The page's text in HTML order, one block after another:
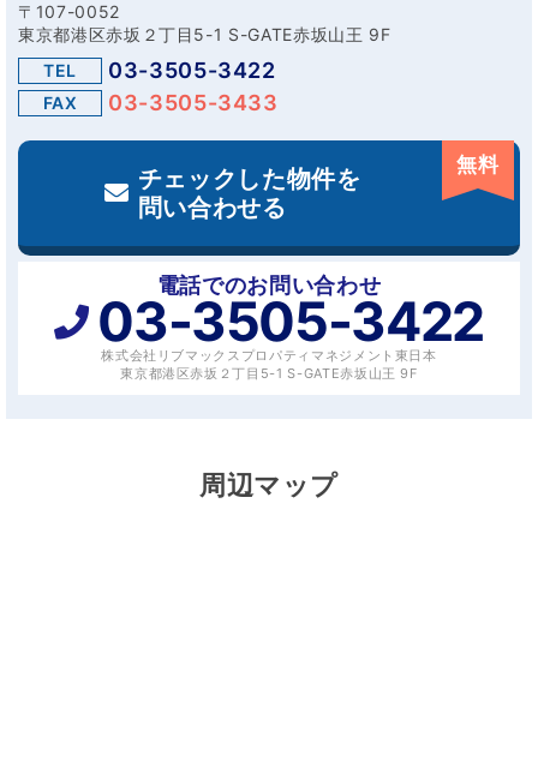
〒107-0052
東京都港区赤坂２丁目5-1 S-GATE赤坂山王 9F
TEL
03-3505-3422
FAX 03-3505-3433
チェックした物件を
問い合わせる
無料
電話でのお問い合わせ
03-3505-3422
株式会社リブマックスプロパティマネジメント東日本
東京都港区赤坂２丁目5-1 S-GATE赤坂山王 9F
周辺マップ